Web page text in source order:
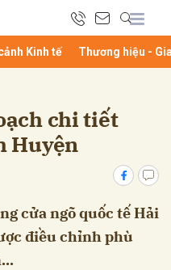
Kinh tế Thương hiệu -
chi tiết
Huyện
cửa ngõ quốc tế Hải
điều chỉnh phù
Hủy